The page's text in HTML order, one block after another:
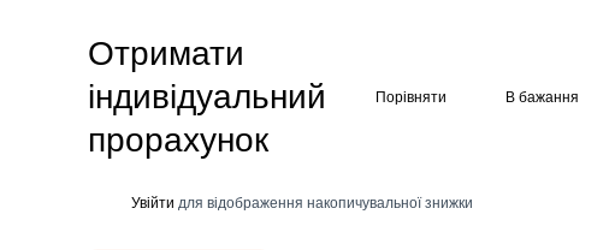
Отримати
індивідуальний
прорахунок
Порівняти В бажання
Увійти для відображення накопичувальної знижки